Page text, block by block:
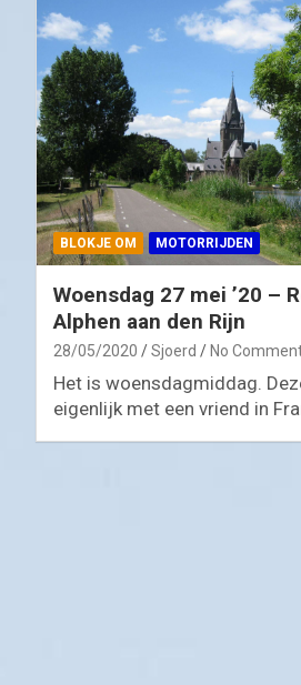
BLOKJE OM MOTORRIJDEN
Woensdag 27 mei ’20 –
Alphen aan den Rijn
28/05/2020 Sjoerd No
Het is woensdagmiddag.
eigenlijk met een vriend in